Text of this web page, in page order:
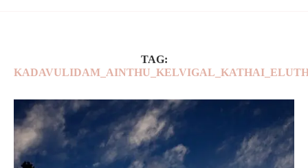
TAG: